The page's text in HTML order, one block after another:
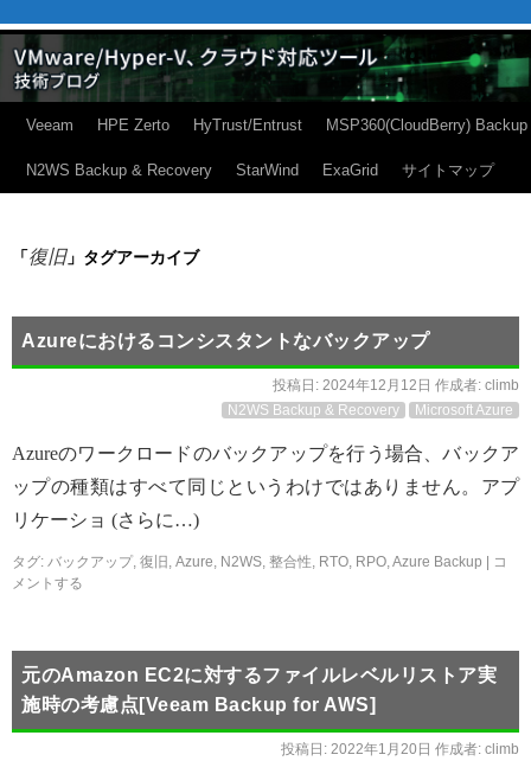
Veeam HPE Zerto HyTrust/Entrust MSP360(CloudBerry) Backup
N2WS Backup & Recovery StarWind ExaGrid サイトマップ
「復旧」タグアーカイブ
Azureにおけるコンシスタントなバックアップ
投稿日: 2024年12月12日 作成者: climb
N2WS Backup & Recovery
Microsoft Azure
Azureのワークロードのバックアップを行う場合、バックア
ップの種類はすべて同じというわけではありません。アプ
リケーショ (さらに…)
タグ: バックアップ, 復旧 , Azure, N2WS, 整合性, RTO, RPO,Azure Backup
コ
メントする
元のAmazon EC2に対するファイルレベルリストア実
施時の考慮点[Veeam Backup for AWS]
投稿日: 2022年1月20日 作成者: climb